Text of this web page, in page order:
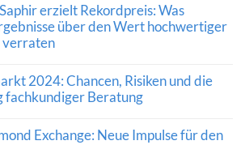
erzielt Rekordpreis: Was
über den Wert hochwertiger
verraten
2024: Chancen, Risiken und die
fachkundiger Beratung
Exchange: Neue Impulse für den